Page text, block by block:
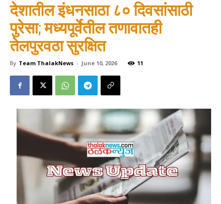
देशातील इंधनसाठा ८० दिवसांसाठी
पुरेसा; मध्यपूर्वेतील तणावातही
तेलपुरवठा सुरक्षित
By Team ThalakNews - June 10, 2026 11